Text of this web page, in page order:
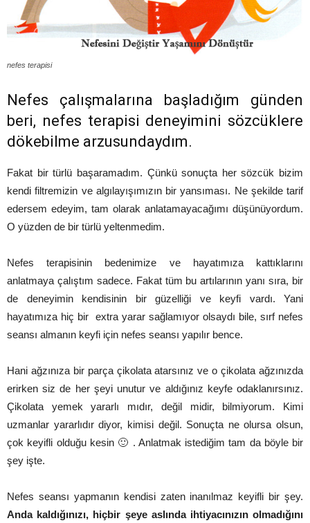
nefes terapisi
Nefes çalışmalarına başladığım günden
beri, nefes terapisi deneyimini sözcüklere
dökebilme arzusundaydım.
Fakat bir türlü başaramadım. Çünkü sonuçta her sözcük bizim
kendi filtremizin ve algılayışımızın bir yansıması. Ne şekilde tarif
edersem edeyim, tam olarak anlatamayacağımı düşünüyordum.
O yüzden de bir türlü yeltenmedim.
Nefes terapisinin bedenimize ve hayatımıza kattıklarını
anlatmaya çalıştım sadece. Fakat tüm bu artılarının yanı sıra, bir
de deneyimin kendisinin bir güzelliği ve keyfi vardı. Yani
hayatımıza hiç bir extra yarar sağlamıyor olsaydı bile, sırf nefes
seansı almanın keyfi için nefes seansı yapılır bence.
Hani ağzınıza bir parça çikolata atarsınız ve o çikolata ağzınızda
erirken siz de her şeyi unutur ve aldığınız keyfe odaklanırsınız.
Çikolata yemek yararlı mıdır, değil midir, bilmiyorum. Kimi
uzmanlar yararlıdır diyor, kimisi değil. Sonuçta ne olursa olsun,
çok keyifli olduğu kesin 🙂 . Anlatmak istediğim tam da böyle bir
şey işte.
Nefes seansı yapmanın kendisi zaten inanılmaz keyifli bir şey.
Anda kaldığınızı, hiçbir şeye aslında ihtiyacınızın olmadığını